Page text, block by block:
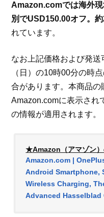
Amazon.comでは海外
別でUSD150.00オフ。
れています。
なお上記価格および発送
（日）の10時00分の時
合があります。本商品
Amazon.comに表示され
の情報が適用されます。
★Amazon（アマゾン）
Amazon.com |
Android Smartphone,
Wireless Charging,
Advanced Hasselblad